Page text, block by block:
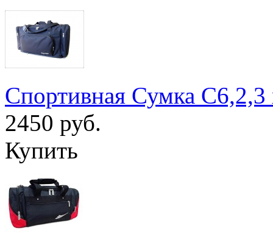
Спортивная Сумка С6,2,3
2450 руб.
Купить